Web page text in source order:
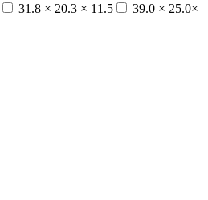
31.8 × 20.3 × 11.5
39.0 × 25.0×